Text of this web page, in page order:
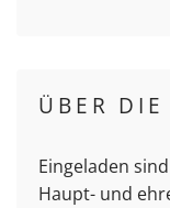
ÜBER DIE
Eingeladen sind
Haupt- und